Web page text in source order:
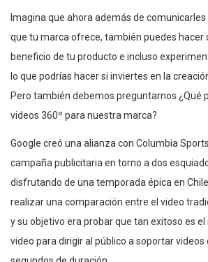
Imagina que ahora además de
que tu marca ofrece, también puedes hacer
beneficio de tu producto e incluso
lo que podrías hacer si inviertes en la
Pero también debemos preguntarnos ¿Qué
videos 360º para nuestra marca?
Google creó una alianza con Columbia
campaña publicitaria en torno a dos
disfrutando de una temporada épica en
realizar una comparación entre el video
y su objetivo era probar que tan exitoso es
video para dirigir al público a soportar videos